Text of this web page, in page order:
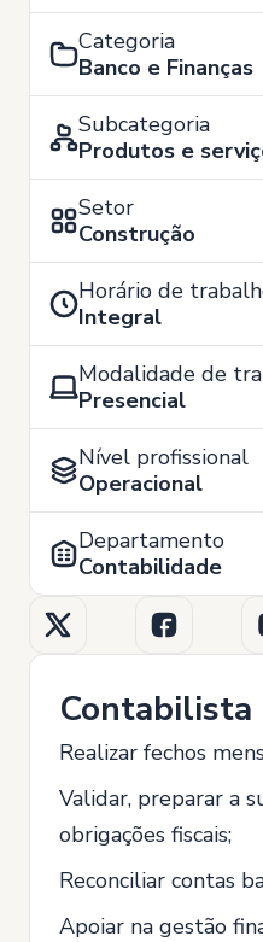
Categoria
Banco e Finanças
Subcategoria
Produtos e
Setor
Construção
Horário de
Integral
Modalidade de
Presencial
Nível profissional
Operacional
Departamento
Contabilidade
Contabilista
Realizar fechos
Validar, preparar a
obrigações fiscais;
Reconciliar contas
Apoiar na gestão